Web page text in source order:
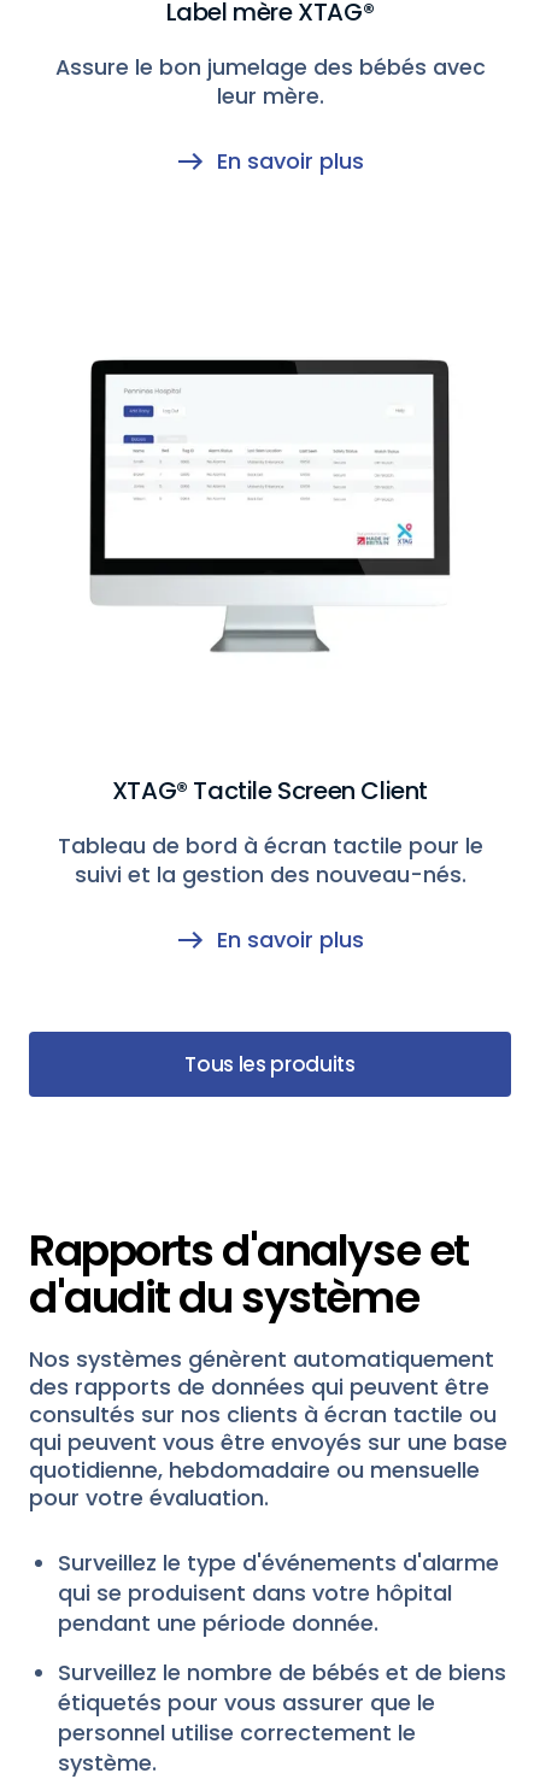
Label mère XTAG®
Assure le bon jumelage des bébés avec
leur mère.
En savoir plus
XTAG® Tactile Screen Client
Tableau de bord à écran tactile pour le
suivi et la gestion des nouveau-nés.
En savoir plus
Tous les produits
Rapports d'analyse et
d'audit du système
Nos systèmes génèrent automatiquement
des rapports de données qui peuvent être
consultés sur nos clients à écran tactile ou
qui peuvent vous être envoyés sur une base
quotidienne, hebdomadaire ou mensuelle
pour votre évaluation.
Surveillez le type d'événements d'alarme
qui se produisent dans votre hôpital
pendant une période donnée.
Surveillez le nombre de bébés et de biens
étiquetés pour vous assurer que le
personnel utilise correctement le
système.